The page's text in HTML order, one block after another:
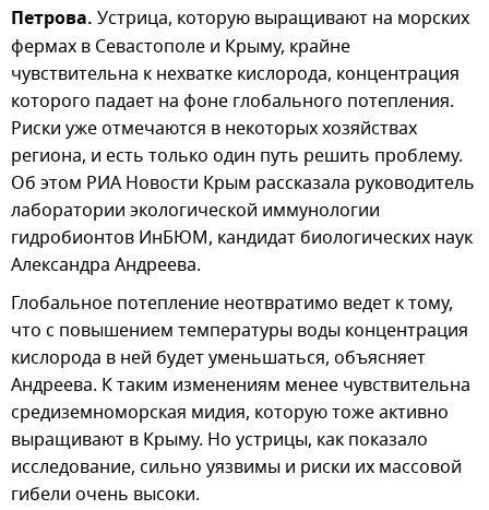
Петрова. Устрица, которую выращивают на морских
фермах в Севастополе и Крыму, крайне
чувствительна к нехватке кислорода, концентрация
которого падает на фоне глобального потепления.
Риски уже отмечаются в некоторых хозяйствах
региона, и есть только один путь решить проблему.
Об этом РИА Новости Крым рассказала руководитель
лаборатории экологической иммунологии
гидробионтов ИнБЮМ, кандидат биологических наук
Александра Андреева.
Глобальное потепление неотвратимо ведет к тому,
что с повышением температуры воды концентрация
кислорода в ней будет уменьшаться, объясняет
Андреева. К таким изменениям менее чувствительна
средиземноморская мидия, которую тоже активно
выращивают в Крыму. Но устрицы, как показало
исследование, сильно уязвимы и риски их массовой
гибели очень высоки.